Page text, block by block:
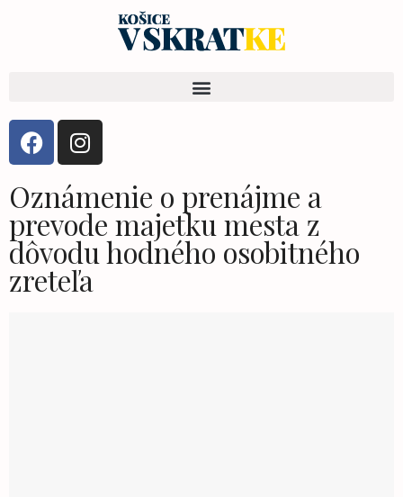
Oznámenie o prenájme a
prevode majetku mesta z
dôvodu hodného osobitného
zreteľa